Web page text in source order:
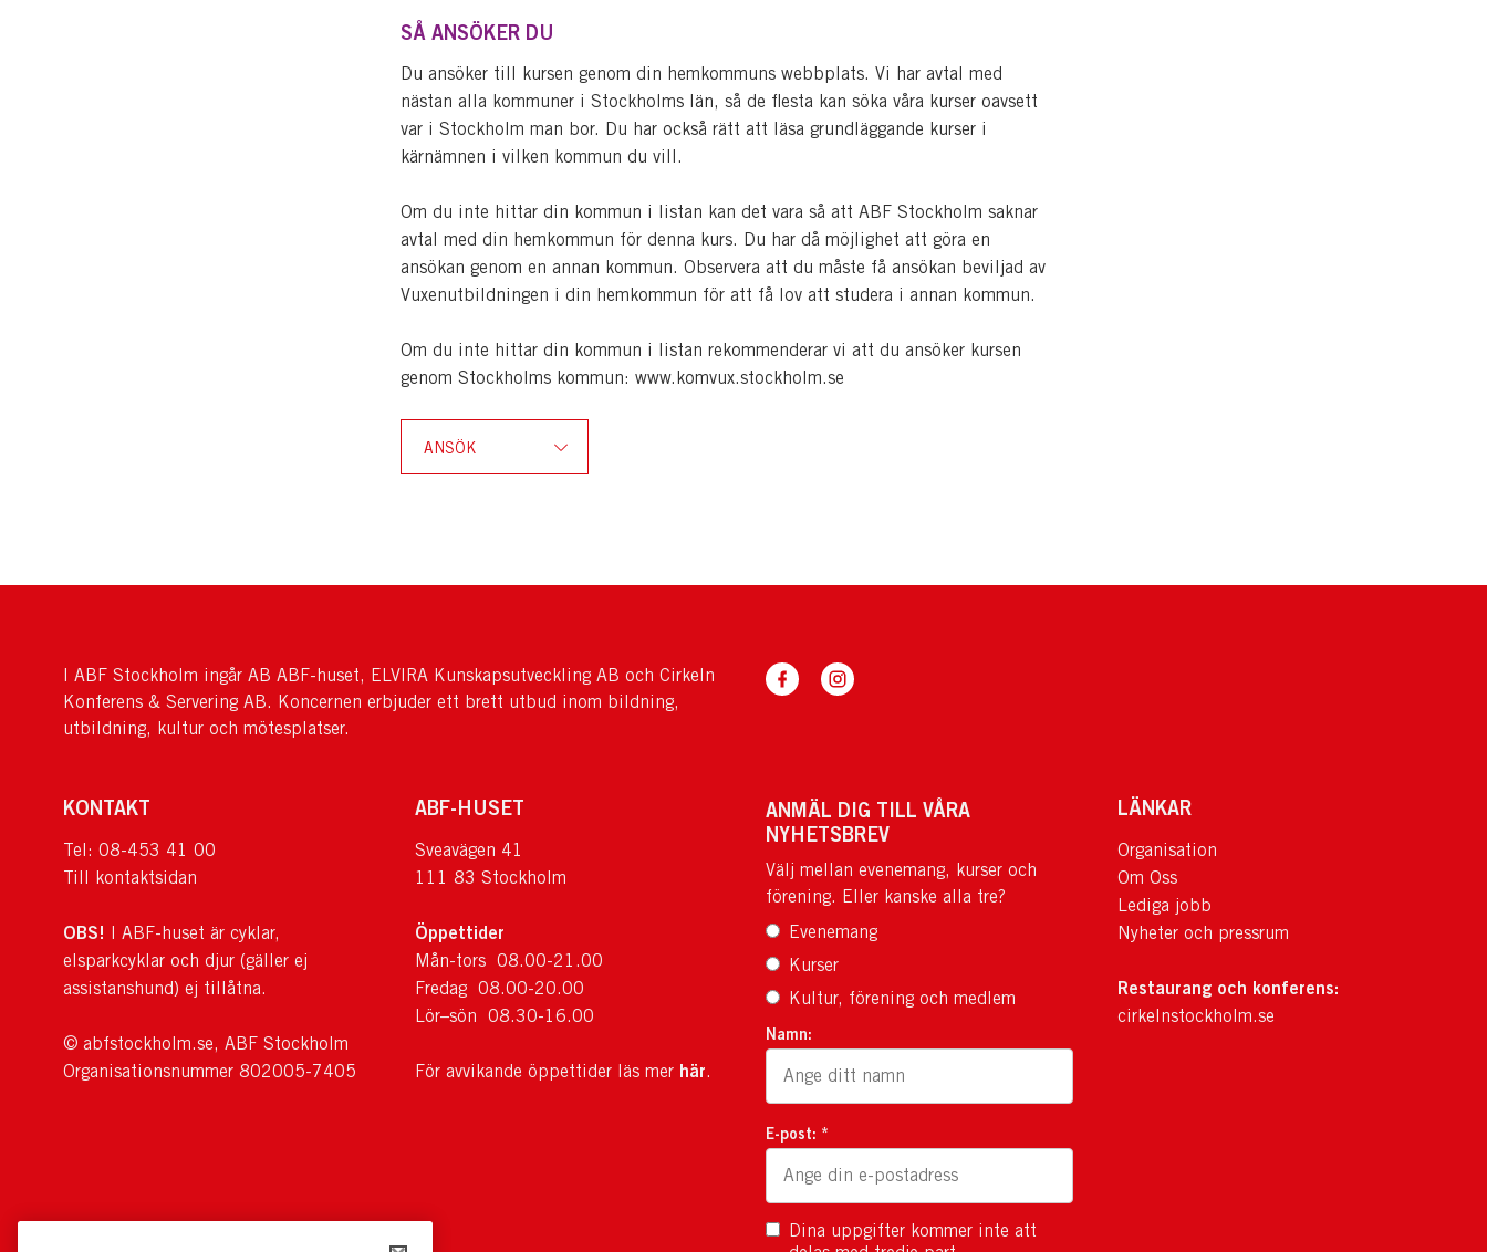
SÅ ANSÖKER DU
Du ansöker till kursen genom din hemkommuns webbplats. Vi har avtal med
nästan alla kommuner i Stockholms län, så de flesta kan söka våra kurser oavsett
var i Stockholm man bor. Du har också rätt att läsa grundläggande kurser i
kärnämnen i vilken kommun du vill.
Om du inte hittar din kommun i listan kan det vara så att ABF Stockholm saknar
avtal med din hemkommun för denna kurs. Du har då möjlighet att göra en
ansökan genom en annan kommun. Observera att du måste få ansökan beviljad av
Vuxenutbildningen i din hemkommun för att få lov att studera i annan kommun.
Om du inte hittar din kommun i listan rekommenderar vi att du ansöker kursen
genom Stockholms kommun: www.komvux.stockholm.se
ANSÖK
I ABF Stockholm ingår AB ABF-huset, ELVIRA Kunskapsutveckling AB och Cirkeln
Konferens & Servering AB. Koncernen erbjuder ett brett utbud inom bildning,
utbildning, kultur och mötesplatser.
KONTAKT
Tel: 08-453 41 00
Till kontaktsidan
OBS! I ABF-huset är cyklar,
elsparkcyklar och djur (gäller ej
assistanshund) ej tillåtna.
© abfstockholm.se, ABF Stockholm
Organisationsnummer 802005-7405
ABF-HUSET
Sveavägen 41
111 83 Stockholm
Öppettider
Mån-tors 08.00-21.00
Fredag 08.00-20.00
Lör–sön 08.30-16.00
För avvikande öppettider läs mer här.
ANMÄL DIG TILL VÅRA
NYHETSBREV
Välj mellan evenemang, kurser och
förening. Eller kanske alla tre?
Evenemang
Kurser
Kultur, förening och medlem
Namn:
E-post: *
Dina uppgifter kommer inte att
LÄNKAR
Organisation
Om Oss
Lediga jobb
Nyheter och pressrum
Restaurang och konferens:
cirkelnstockholm.se